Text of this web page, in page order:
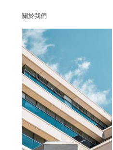
關於我們